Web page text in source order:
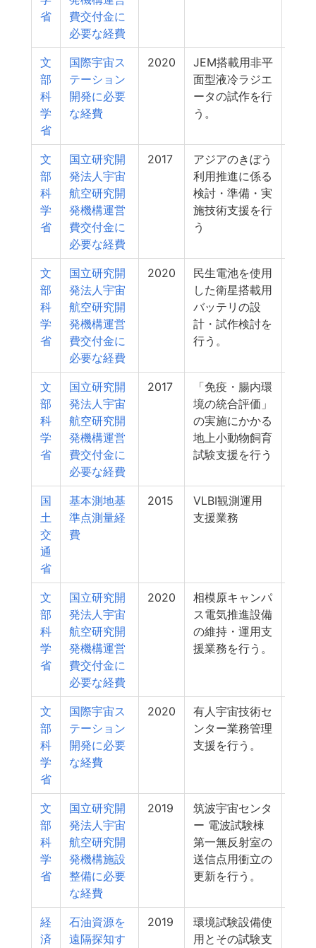
省
費交付金に
必要な経費
文
部
科
学
省
国際宇宙ス
テーション
開発に必要
な経費
2020
JEM搭載用非平
面型液冷ラジエ
ータの試作を行
う。
文
部
科
学
省
国立研究開
発法人宇宙
航空研究開
発機構運営
費交付金に
必要な経費
2017
アジアのきぼう
利用推進に係る
検討・準備・実
施技術支援を行
う
文
部
科
学
省
国立研究開
発法人宇宙
航空研究開
発機構運営
費交付金に
必要な経費
2020
民生電池を使用
した衛星搭載用
バッテリの設
計・試作検討を
行う。
文
部
科
学
省
国立研究開
発法人宇宙
航空研究開
発機構運営
費交付金に
必要な経費
2017
「免疫・腸内環
境の統合評価」
の実施にかかる
地上小動物飼育
試験支援を行う
国
土
交
通
省
基本測地基
準点測量経
費
2015
VLBI観測運用
支援業務
文
部
科
学
省
国立研究開
発法人宇宙
航空研究開
発機構運営
費交付金に
必要な経費
2020
相模原キャンパ
ス電気推進設備
の維持・運用支
援業務を行う。
文
部
科
学
省
国際宇宙ス
テーション
開発に必要
な経費
2020
有人宇宙技術セ
ンター業務管理
支援を行う。
文
部
科
学
省
国立研究開
発法人宇宙
航空研究開
発機構施設
整備に必要
な経費
2019
筑波宇宙センタ
ー 電波試験棟
第一無反射室の
送信点用衝立の
更新を行う。
経
済
石油資源を
遠隔探知す
2019
環境試験設備使
用とその試験支